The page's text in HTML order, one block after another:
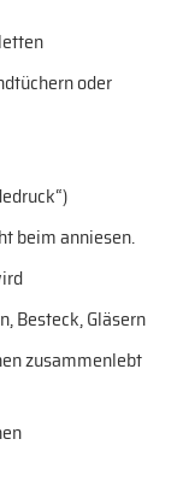
oder
beim anniesen.
Besteck, Gläsern
zusammenlebt